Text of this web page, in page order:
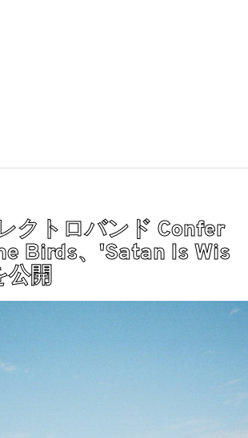
クトロバンド Confer
Birds、'Satan Is Wis
公開